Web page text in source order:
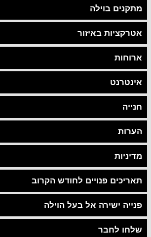
מתקנים בוילה
אטרקציות באיזור
ארוחות
אינטרנט
חנייה
הערות
מדיניות
תאריכים פנויים לחודש הקרוב
פנייה ישירה אל בעל הוילה
שלחו לחבר